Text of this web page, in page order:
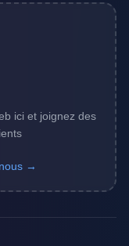
ici et joignez des
→